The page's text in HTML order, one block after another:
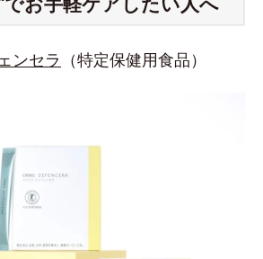
ンセラ （特定保健用食品）